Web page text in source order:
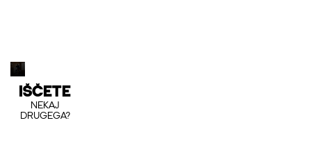
IŠČETE
NEKAJ
DRUGEGA?